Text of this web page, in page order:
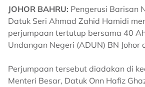
JOHOR BAHRU: Pengerusi Barisan
Datuk Seri Ahmad Zahid Hamidi
perjumpaan tertutup bersama 40
Undangan Negeri (ADUN) BN Johor
Perjumpaan tersebut diadakan di
Menteri Besar, Datuk Onn Hafiz